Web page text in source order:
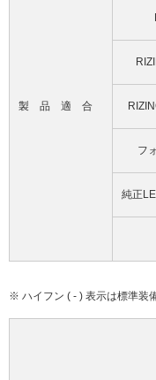
製品適合
フ
純正
※ ハイフン ( - ) 表示は標準装